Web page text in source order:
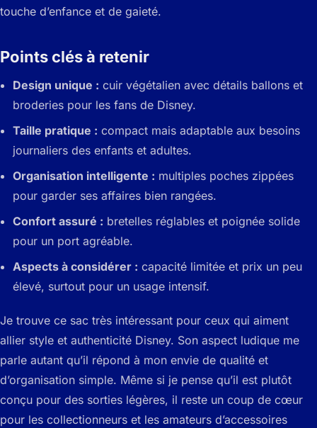
touche d’enfance et de gaieté.
Points clés à retenir
Design unique : cuir végétalien avec détails ballons et
broderies pour les fans de Disney.
Taille pratique : compact mais adaptable aux besoins
journaliers des enfants et adultes.
Organisation intelligente : multiples poches zippées
pour garder ses affaires bien rangées.
Confort assuré : bretelles réglables et poignée solide
pour un port agréable.
Aspects à considérer : capacité limitée et prix un peu
élevé, surtout pour un usage intensif.
Je trouve ce sac très intéressant pour ceux qui aiment
allier style et authenticité Disney. Son aspect ludique me
parle autant qu’il répond à mon envie de qualité et
d’organisation simple. Même si je pense qu’il est plutôt
conçu pour des sorties légères, il reste un coup de cœur
pour les collectionneurs et les amateurs d’accessoires